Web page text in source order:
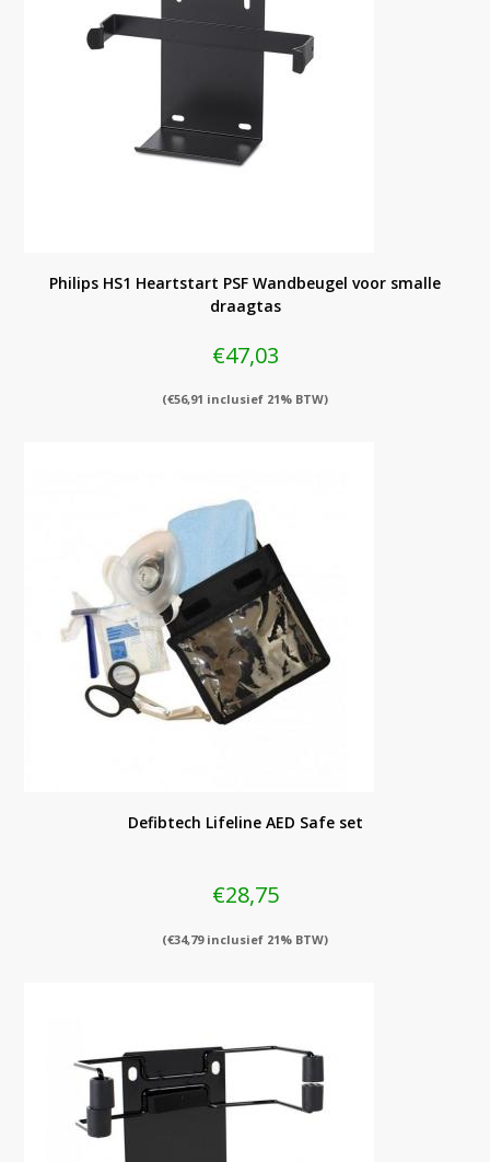
Philips HS1 Heartstart PSF Wandbeugel voor smalle
draagtas
€47,03
(€56,91 inclusief 21% BTW)
Defibtech Lifeline AED Safe set
€28,75
(€34,79inclusief 21% BTW)